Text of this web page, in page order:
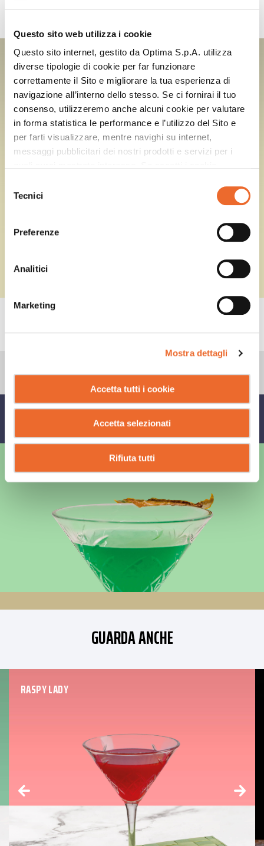
Questo sito web utilizza i cookie
Questo sito internet, gestito da Optima S.p.A. utilizza
diverse tipologie di cookie per far funzionare
correttamente il Sito e migliorare la tua esperienza di
navigazione all’interno dello stesso. Se ci fornirai il tuo
consenso, utilizzeremo anche alcuni cookie per valutare
in forma statistica le performance e l’utilizzo del Sito e
per farti visualizzare, mentre navighi su internet,
messaggi pubblicitari dei nostri prodotti e servizi per i
delTecnici
Preferenze
Analitici
Marketing
Mostra dettagli
Accetta tutti i cookie
Accetta selezionati
Rifiuta tutti
PRODOTTI UTILIZZATI
DOUMIX? SQUEEZE
LEMON LIME POWER SWEET&SOUR
GUARDA ANCHE
RASPY LADY